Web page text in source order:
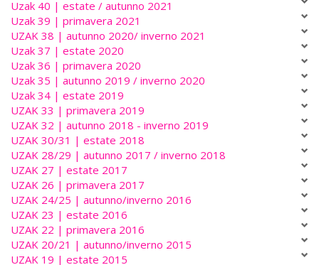
Uzak 40 | estate / autunno 2021
Uzak 39 | primavera 2021
UZAK 38 | autunno 2020/ inverno 2021
Uzak 37 | estate 2020
Uzak 36 | primavera 2020
Uzak 35 | autunno 2019 / inverno 2020
Uzak 34 | estate 2019
UZAK 33 | primavera 2019
UZAK 32 | autunno 2018 - inverno 2019
UZAK 30/31 | estate 2018
UZAK 28/29 | autunno 2017 / inverno 2018
UZAK 27 | estate 2017
UZAK 26 | primavera 2017
UZAK 24/25 | autunno/inverno 2016
UZAK 23 | estate 2016
UZAK 22 | primavera 2016
UZAK 20/21 | autunno/inverno 2015
UZAK 19 | estate 2015